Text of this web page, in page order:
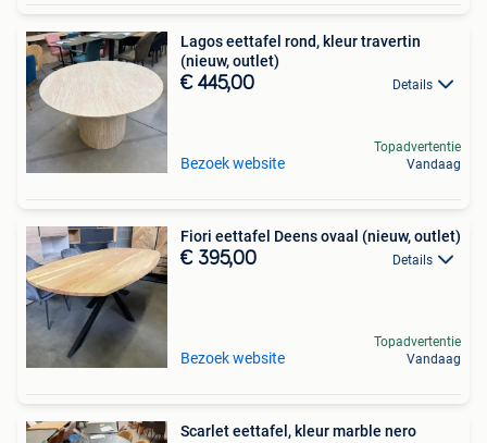
Lagos eettafel rond, kleur travertin
(nieuw, outlet)
€ 445,00 Details
Bezoek website
Topadvertentie
Vandaag
Fiori eettafel Deens ovaal (nieuw, outlet)
€ 395,00 Details
Bezoek website
Topadvertentie
Vandaag
Scarlet eettafel, kleur marble nero